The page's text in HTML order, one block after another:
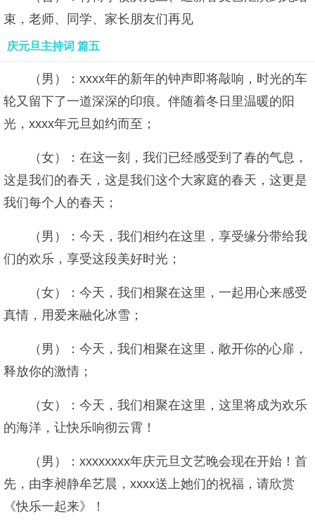
束，老师、同学、家长朋友们再见
庆元旦主持词 篇五
（男）：xxxx年的新年的钟声即将敲响，时光的车
轮又留下了一道深深的印痕。伴随着冬日里温暖的阳
光，xxxx年元旦如约而至；
（女）：在这一刻，我们已经感受到了春的气息，
这是我们的春天，这是我们这个大家庭的春天，这更是
我们每个人的春天；
（男）：今天，我们相约在这里，享受缘分带给我
们的欢乐，享受这段美好时光；
（女）：今天，我们相聚在这里，一起用心来感受
真情，用爱来融化冰雪；
（男）：今天，我们相聚在这里，敞开你的心扉，
释放你的激情；
（女）：今天，我们相聚在这里，这里将成为欢乐
的海洋，让快乐响彻云霄！
（男）：xxxxxxxx年庆元旦文艺晚会现在开始！首
先，由李昶静牟艺晨，xxxx送上她们的祝福，请欣赏
《快乐一起来》！